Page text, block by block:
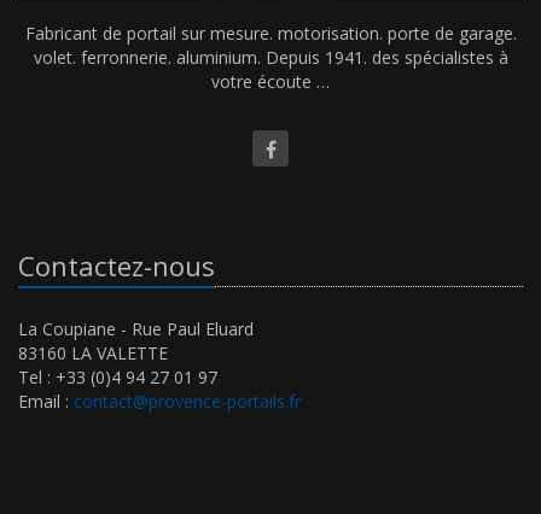
Fabricant de portail sur mesure. motorisation. porte de garage.
volet. ferronnerie. aluminium. Depuis 1941. des spécialistes à
votre écoute …
Contactez-nous
La Coupiane - Rue Paul Eluard
83160 LA VALETTE
Tel : +33 (0)4 94 27 01 97
Email : contact@provence-portails.fr